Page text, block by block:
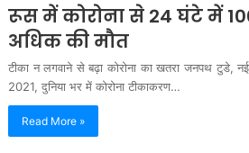
रूस में कोरोना से 24 घंटे में
अधिक की मौत
टीका न लगवाने से बढ़ा कोरोना का खतरा जनपथ टुडे,
2021, दुनिया भर में कोरोना टीकाकरण…
Read More »